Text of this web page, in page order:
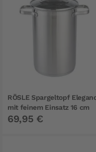
RÖSLE Spargeltopf
mit feinem Einsatz 16 cm
69,95 €